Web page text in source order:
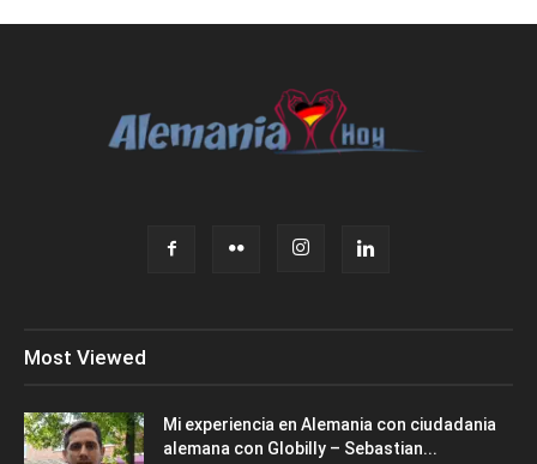
Most Viewed
Mi experiencia en Alemania con ciudadania
alemana con Globilly – Sebastian...